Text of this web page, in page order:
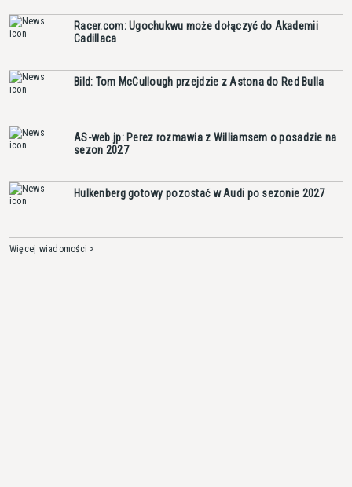
Racer.com: Ugochukwu może dołączyć do Akademii
Cadillaca
Bild: Tom McCullough przejdzie z Astona do Red Bulla
AS-web.jp: Perez rozmawia z Williamsem o posadzie na
sezon 2027
Hulkenberg gotowy pozostać w Audi po sezonie 2027
Więcej wiadomości >